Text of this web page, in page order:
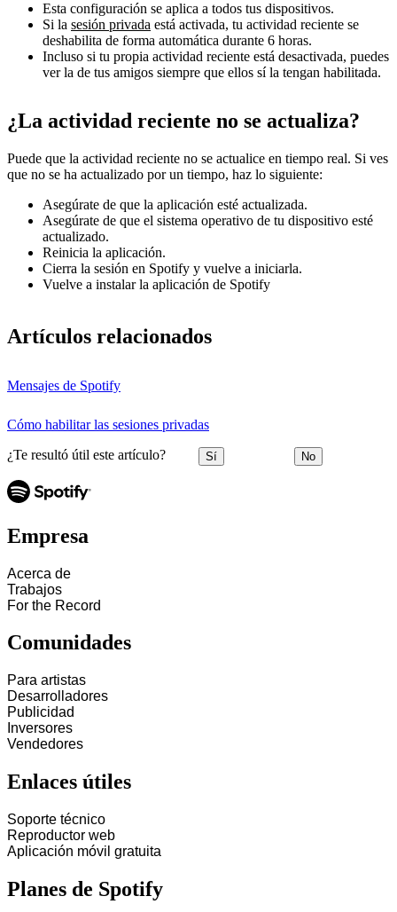
Esta configuración se aplica a todos tus dispositivos.
Si la sesión privada está activada, tu actividad reciente se
deshabilita de forma automática durante 6 horas.
Incluso si tu propia actividad reciente está desactivada, puedes
ver la de tus amigos siempre que ellos sí la tengan habilitada.
¿La actividad reciente no se actualiza?
Puede que la actividad reciente no se actualice en tiempo real. Si ves
que no se ha actualizado por un tiempo, haz lo siguiente:
Asegúrate de que la aplicación esté actualizada.
Asegúrate de que el sistema operativo de tu dispositivo esté
actualizado.
Reinicia la aplicación.
Cierra la sesión en Spotify y vuelve a iniciarla.
Vuelve a instalar la aplicación de Spotify
Artículos relacionados
Mensajes de Spotify
Cómo habilitar las sesiones privadas
¿Te resultó útil este artículo? Sí No
Empresa
Acerca de
Trabajos
For the Record
Comunidades
Para artistas
Desarrolladores
Publicidad
Inversores
Vendedores
Enlaces útiles
Soporte técnico
Reproductor web
Aplicación móvil gratuita
Planes de Spotify